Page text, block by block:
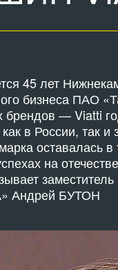
45 лет
бизнеса ПАО
брендов — Viatti
в России, так
оставалась
на
Андрей БУТОН